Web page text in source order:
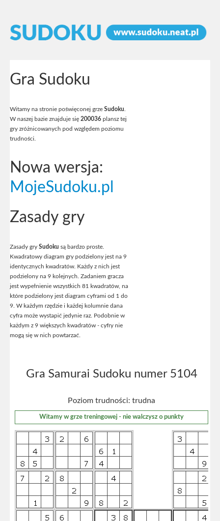
Gra Sudoku
Witamy na stronie poświęconej grze Sudoku
W naszej bazie znajduje się 200036 plansz tej
gry zróżnicowanych pod względem poziomu
trudności.
Nowa wersja:
MojeSudoku.pl
Zasady gry
Zasady gry Sudoku są bardzo proste.
Kwadratowy diagram gry podzielony jest na 9
identycznych kwadratów. Każdy z nich jest
podzielony na 9 kolejnych. Zadaniem gracza
jest wypełnienie wszystkich 81 kwadratów, na
które podzielony jest diagram cyframi od 1 do
9. W każdym rzędzie i każdej kolumnie dana
cyfra może wystapić jedynie raz. Podobnie w
każdym z 9 większych kwadratów - cyfry nie
mogą się w nich powtarzać.
Gra Samurai Sudoku numer 5104
Poziom trudności: trudna
Witamy w grze treningowej - nie walczysz o punkty